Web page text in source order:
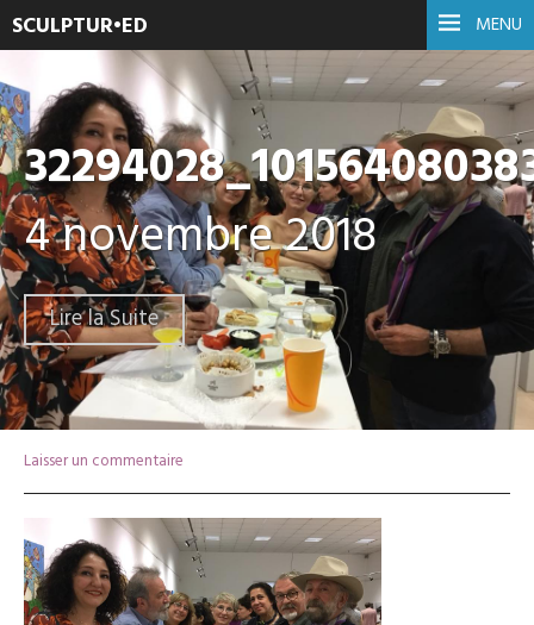
MENU
SCULPTUR•ED
4 novembre 2018
Lire la Suite
Laisser un commentaire